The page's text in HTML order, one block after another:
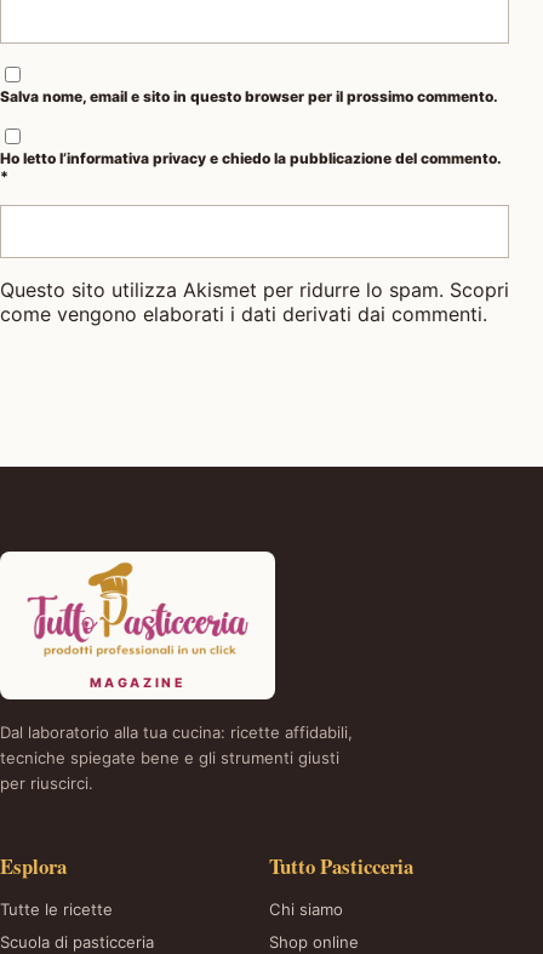
Salva nome, email e sito in questo browser per il prossimo commento.
Ho letto l’informativa privacy e chiedo la pubblicazione del commento.
*
Questo sito utilizza Akismet per ridurre lo spam. Scopri
come vengono elaborati i dati derivati dai commenti.
MAGAZINE
Dal laboratorio alla tua cucina: ricette affidabili,
tecniche spiegate bene e gli strumenti giusti
per riuscirci.
Esplora
Tutte le ricette
Scuola di pasticceria
Tutto Pasticceria
Chi siamo
Shop online